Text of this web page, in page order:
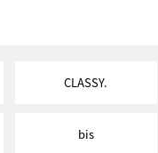
CLASSY.
bis